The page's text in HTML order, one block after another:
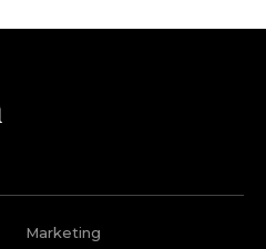
Marketing